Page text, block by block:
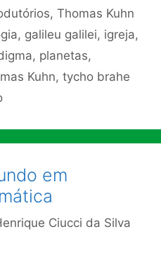
, Thomas Kuhn
, galileu galilei, igreja,
, planetas,
Kuhn, tycho brahe
em
Ciucci da Silva